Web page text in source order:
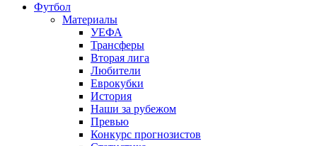
Футбол
Материалы
УЕФА
Трансферы
Вторая лига
Любители
Еврокубки
История
Наши за рубежом
Превью
Конкурс прогнозистов